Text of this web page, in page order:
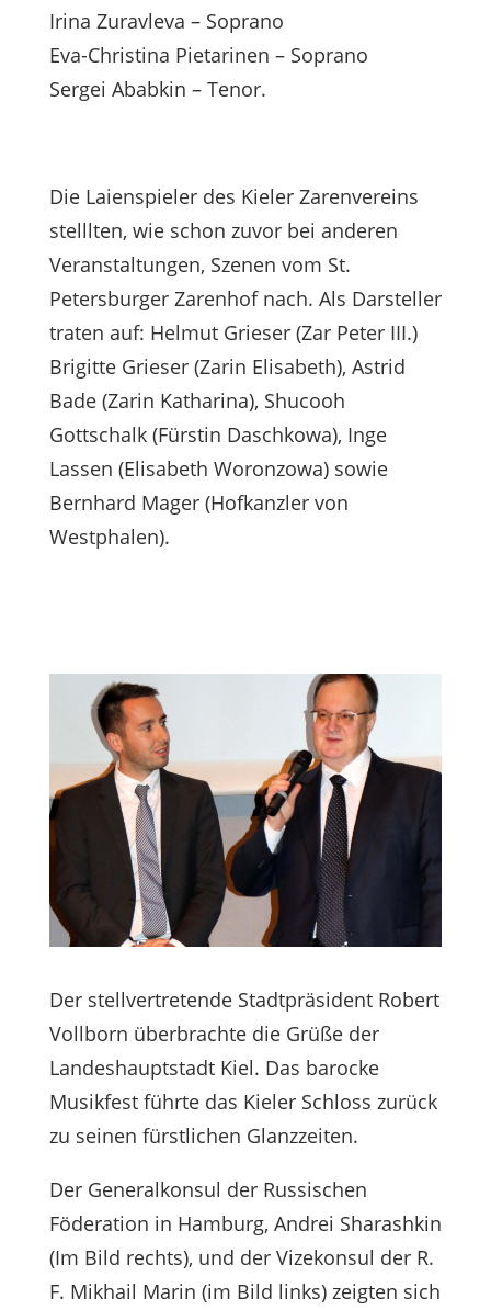
Irina Zuravleva – Soprano
Eva-Christina Pietarinen – Soprano
Sergei Ababkin – Tenor.
Die Laienspieler des Kieler Zarenvereins
stelllten, wie schon zuvor bei anderen
Veranstaltungen, Szenen vom St.
Petersburger Zarenhof nach. Als Darsteller
traten auf: Helmut Grieser (Zar Peter III.)
Brigitte Grieser (Zarin Elisabeth), Astrid
Bade (Zarin Katharina), Shucooh
Gottschalk (Fürstin Daschkowa), Inge
Lassen (Elisabeth Woronzowa) sowie
Bernhard Mager (Hofkanzler von
Westphalen).
Der stellvertretende Stadtpräsident Robert
Vollborn überbrachte die Grüße der
Landeshauptstadt Kiel. Das barocke
Musikfest führte das Kieler Schloss zurück
zu seinen fürstlichen Glanzzeiten.
Der Generalkonsul der Russischen
Föderation in Hamburg, Andrei Sharashkin
(Im Bild rechts), und der Vizekonsul der R.
F. Mikhail Marin (im Bild links) zeigten sich